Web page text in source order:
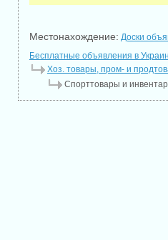
Местонахождение: Доски
Бесплатные объявления в
Хоз. товары, пром- и
Спорттовары и